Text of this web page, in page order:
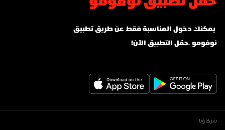
حمّل تطبيق نوفومو
نوفومو .حمّل التطبيق الآن!
شركاؤنا